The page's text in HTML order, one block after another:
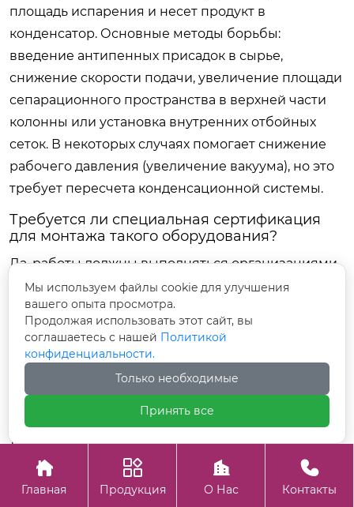
площадь испарения и несет продукт в
конденсатор. Основные методы борьбы:
введение антипенных присадок в сырье,
снижение скорости подачи, увеличение площади
сепарационного пространства в верхней части
колонны или установка внутренних отбойных
сеток. В некоторых случаях помогает снижение
рабочего давления (увеличение вакуума), но это
требует пересчета конденсационной системы.
Требуется ли специальная сертификация
для монтажа такого оборудования?
Да, работы должны выполняться организациями,
имеющими допуск СРО на монтаж
технологического оборудования и сварку
сосудов под давлением. Сварщики должны иметь
аттестацию НАКС (для РФ) или эквивалентные
международные сертификаты (ASME IX, ISO 9606).
Оборудование ООО «Шанхай DODGEN»
сертифицировано по стандартам EAC и CE, что
требует соблюдения соответствующих процедур
ввода в эксплуатацию.
Заключение

Главная

Продукция

О Нас

Контакты
Мы используем файлы cookie для улучшения
вашего опыта просмотра.
Продолжая использовать этот сайт, вы
соглашаетесь с нашей Политикой
конфиденциальности.
Только необходимые
Принять все